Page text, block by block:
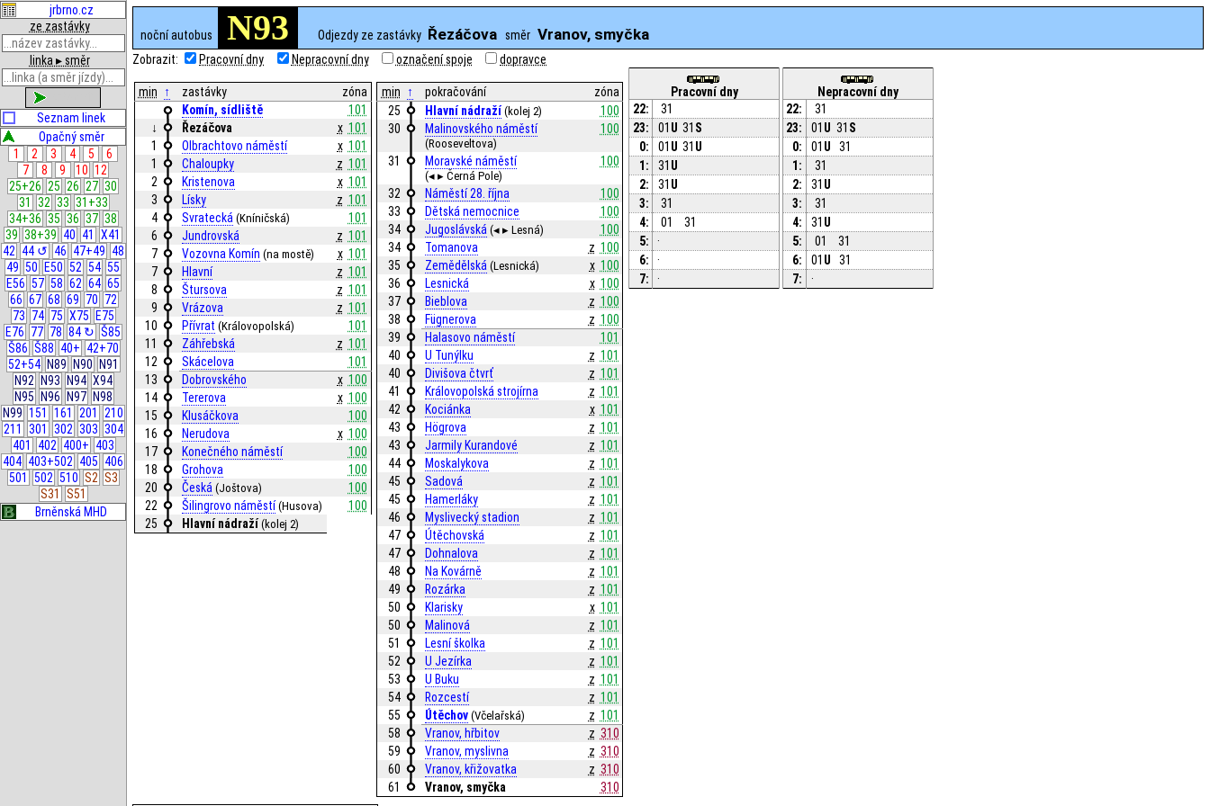
jrbrno.cz
ze zastávky
linka ▸ směr
Seznam linek
Opačný směr
1
2 3 4 5
6
7
8 9 10 12
25+26 25 26 27 30
31
32 33 31+33
34+36 35 36 37 38
39 38+39 40 41
X41
42 44 ↺ 46 47+49 48
49 50 E50 52 54 55
E56 57 58 62 64 65
66 67 68 69 70 72
73 74 75 X75
E75
E76 77 78 84 ↻ Š85
Š86 Š88 40+ 42+70
52+54 N89 N90
N91
N92
N93 N94 X94
N95
N96 N97 N98
N99 151 161 201
210
211
301 302 303 304
401
402 400+ 403
404 403+502 405 406
501
502 510 S2 S3
S31
S51
Brněnská MHD
noční autobus N93 Odjezdy ze zastávky Řezáčova směr Vranov, smyčka
Zobrazit: Pracovní dny Nepracovní dny označení spoje dopravce
min ↑ zastávky
zóna
Komín, sídliště
101
↓
Řezáčova x 101
1
Olbrachtovo náměstí x 101
1
Chaloupky z 101
2
Kristenova x 101
3
Lísky z 101
4
Svratecká (Kníničská)
101
6
Jundrovská z 101
7
Vozovna Komín (na mostě) x 101
7
Hlavní z 101
8
Štursova z 101
9
Vrázova z 101
10
Přívrat (Královopolská)
101
11
Záhřebská z 101
12
Skácelova
101
13
Dobrovského x 100
14
Tererova x 100
15
Klusáčkova
100
16
Nerudova x 100
17
Konečného náměstí
100
18
Grohova
100
20
Česká (Joštova)
100
22
Šilingrovo náměstí (Husova)
100
25
Hlavní nádraží (kolej 2)
min ↑ pokračování
zóna
25
Hlavní nádraží (kolej 2)
100
30
Malinovského náměstí
(Rooseveltova)
100
31 Moravské náměstí
(◂ ▸ Černá Pole)
100
32 Náměstí 28. října
100
33
Dětská nemocnice
100
34
Jugoslávská (◂ ▸ Lesná)
100
34
Tomanova z 100
35
Zemědělská (Lesnická) x 100
36
Lesnická x 100
37
Bieblova z 100
38
Fügnerova z 100
39
Halasovo náměstí
101
40
U Tunýlku z 101
40
Divišova čtvrť z 101
41
Královopolská strojírna z 101
42
Kociánka x 101
43
Högrova z 101
43
Jarmily Kurandové z 101
44
Moskalykova z 101
45
Sadová z 101
45
Hamerláky z 101
46
Myslivecký stadion z 101
47
Útěchovská z 101
47
Dohnalova z 101
48
Na Kovárně z 101
49
Rozárka z 101
50
Klarisky x 101
50
Malinová z 101
51
Lesní školka z 101
52
U Jezírka z 101
53
U Buku z 101
54
Rozcestí z 101
55
Útěchov (Včelařská) z 101
58
Vranov, hřbitov z 310
59
Vranov, myslivna z 310
60
Vranov, křižovatka z 310
61
Vranov, smyčka 310
Pracovní dny
22:
31
23:
01 U 31 S
0:
01 U 31 U
1:
31 U
2:
31 U
3:
31
4:
01
31
5:
·
6:
·
7:
·
Nepracovní dny
22:
31
23:
01 U 31 S
0:
01 U
31
1:
31
2:
31 U
3:
31
4:
31 U
5:
01
31
6:
01 U
31
7:
·